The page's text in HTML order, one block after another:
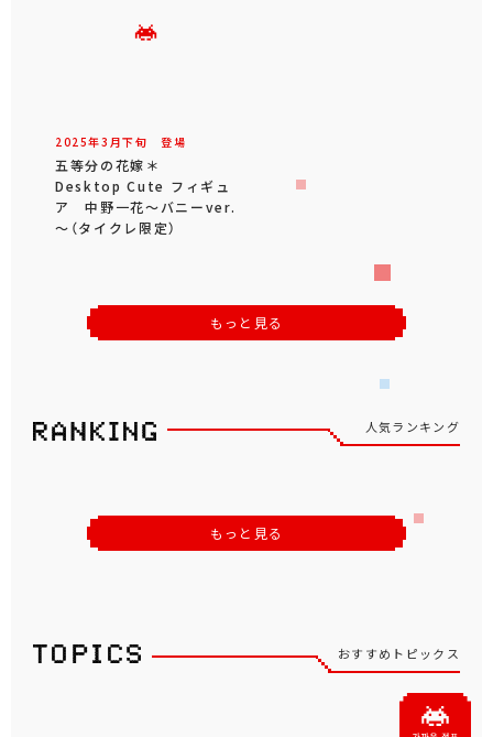
2025年3 月下旬 登場
五等分の花嫁＊
Desktop Cute フィギュ
ア 中野一花～バニーver.
～（タイクレ限定）
もっと見る
人気ランキング
もっと見る
おすすめトピックス